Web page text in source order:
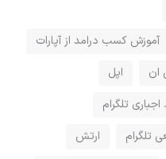
آموزش کسب درامد از آپارات
ان
اپل
اجباری تلگرام
تلگرام
ارتش